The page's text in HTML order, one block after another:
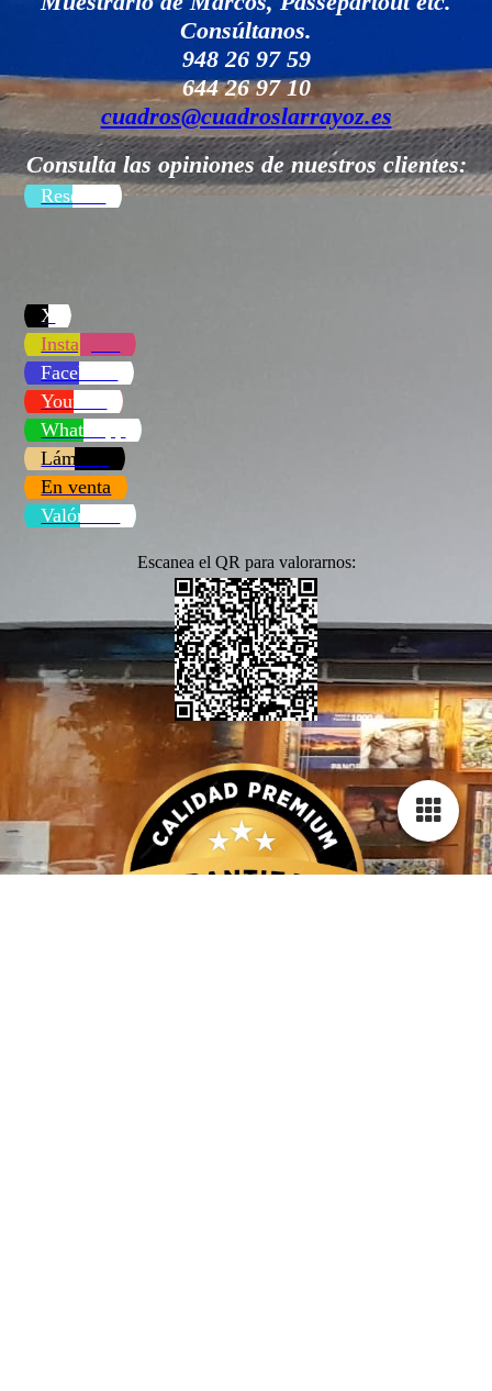
Consúltanos.
948 26 97 59
644 26 97 10
cuadros@cuadroslarrayoz.es
Consulta las opiniones de nuestros clientes:
Reseñas
X
Instagram
Facebook
Youtube
WhatsApp
Láminas
En venta
Valóranos
Escanea el QR para valorarnos: